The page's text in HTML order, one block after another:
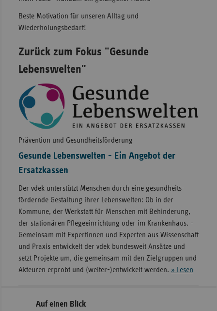
Beste Motivation für unseren Alltag und
Wiederholungsbedarf!
Zurück zum Fokus "Gesunde
Lebenswelten"
Prävention und Gesundheitsförderung
Gesunde Lebenswelten - Ein Angebot der
Ersatzkassen
Der vdek unterstützt Menschen durch eine gesund­heits­­
fördernde Gestaltung ihrer Lebens­welten: Ob in der
Kommune, der Werk­statt für Menschen mit Behinderung,
der stationären Pflege­einrichtung oder im Kranken­haus. ­
Gemeinsam mit Expertinnen und Experten aus Wissenschaft
und Praxis entwickelt der vdek bundesweit Ansätze und
setzt Projekte um, die gemeinsam mit den Zielgruppen und
Akteuren erprobt und (weiter-)entwickelt werden. » Lesen
Seitennavigation
SeitenleisteAuf einen Blick